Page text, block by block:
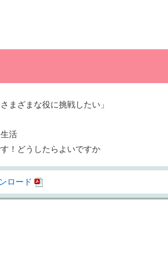
まざまな役に挑戦したい」
活
！どうしたらよいですか
ロード